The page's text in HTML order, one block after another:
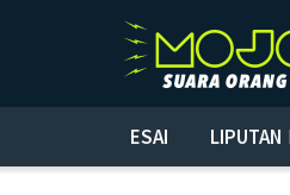
ESAI LIPUTAN